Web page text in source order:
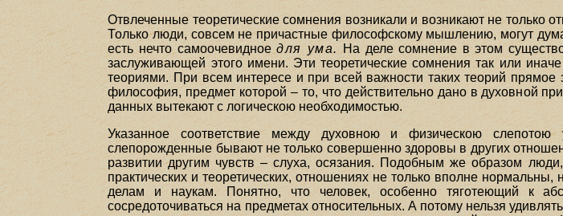
Отвлеченные теоретические сомнения возникали и возникают не только
Только люди, совсем не причастные философскому мышлению, могут
есть нечто самоочевидноедля ума. На деле сомнение в этом
заслуживающей этого имени. Эти теоретические сомнения так или
теориями. При всем интересе и при всей важности таких теорий
философия, предмет которой – то, что действительно дано в духовной
данных вытекают с логическою необходимостью.
Указанное соответствие между духовною и физическою
слепорожденные бывают не только совершенно здоровы в других
развитии другим чувств – слуха, осязания. Подобным же образом
практических и теоретических, отношениях не только вполне
делам и наукам. Понятно, что человек, особенно тяготеющий к
сосредоточиваться на предметах относительных. А потому нельзя